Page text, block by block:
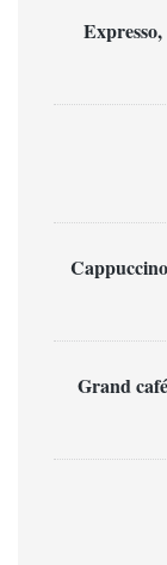
Grand